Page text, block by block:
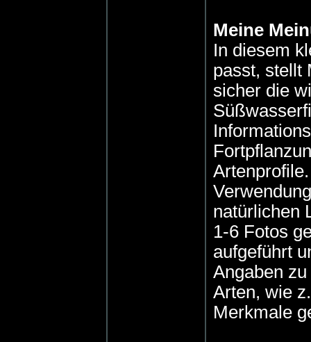
Meine
In diesem
passt, stellt
sicher die
natürlichen
1-6 Fotos
aufgeführt
Angaben
Arten, wie
Merkmale